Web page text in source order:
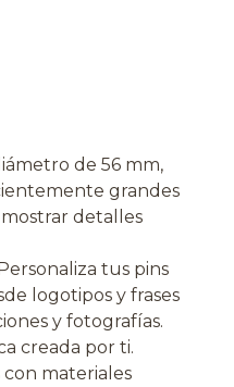
de 56 mm,
grandes
detalles
tus pins
logotipos y frases
y fotografías.
creada por ti.
materiales